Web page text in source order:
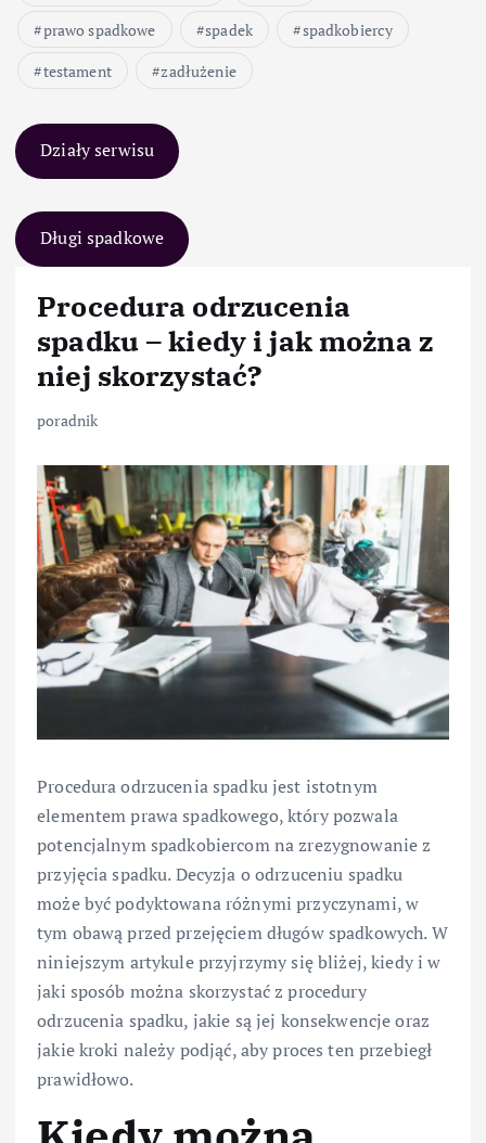
prawo spadkowe
spadek
spadkobiercy
testament
zadłużenie
Działy serwisu
Długi spadkowe
Procedura odrzucenia
spadku – kiedy i jak można z
niej skorzystać?
poradnik
Procedura odrzucenia spadku jest istotnym
elementem prawa spadkowego, który pozwala
potencjalnym spadkobiercom na zrezygnowanie z
przyjęcia spadku. Decyzja o odrzuceniu spadku
może być podyktowana różnymi przyczynami, w
tym obawą przed przejęciem długów spadkowych. W
niniejszym artykule przyjrzymy się bliżej, kiedy i w
jaki sposób można skorzystać z procedury
odrzucenia spadku, jakie są jej konsekwencje oraz
jakie kroki należy podjąć, aby proces ten przebiegł
prawidłowo.